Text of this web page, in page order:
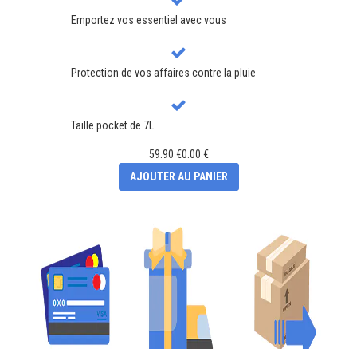
Emportez vos essentiel avec vous
Protection de vos affaires contre la pluie
Taille pocket de 7L
59.90 €0.00 €
AJOUTER AU PANIER